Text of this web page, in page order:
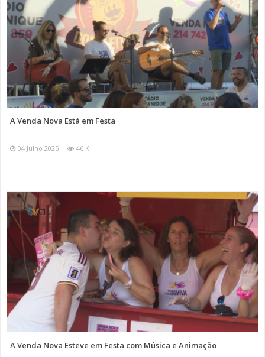
A Venda Nova Está em Festa
04 Julho 2025 46 K
A Venda Nova Esteve em Festa com Música e Animação